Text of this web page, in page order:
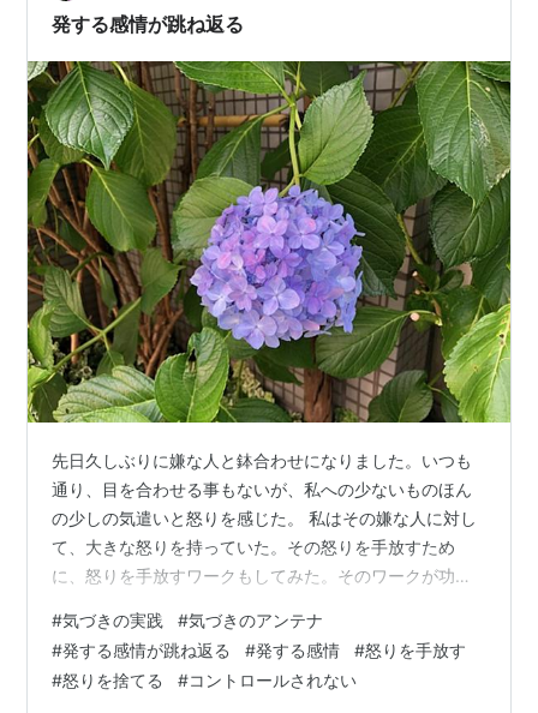
発する感情が跳ね返る
先日久しぶりに嫌な人と鉢合わせになりました。いつも
通り、目を合わせる事もないが、私への少ないものほん
の少しの気遣いと怒りを感じた。 私はその嫌な人に対し
て、大きな怒りを持っていた。その怒りを手放すため
に、怒りを手放すワークもしてみた。そのワークが功を
こに怒りはある。自分のために手放していきたい。 なぜ
なら怒りを持ち続けても、自分にとって何一つ良いこと
は無いから。今は、私は相手から発せられた感情を反射
#気づきの実践 #気づきのアンテナ
#発する感情が跳ね返る #発する感情 #怒りを手放す
#怒りを捨てる #コントロールされない